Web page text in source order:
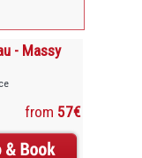
- Massy
from 57€